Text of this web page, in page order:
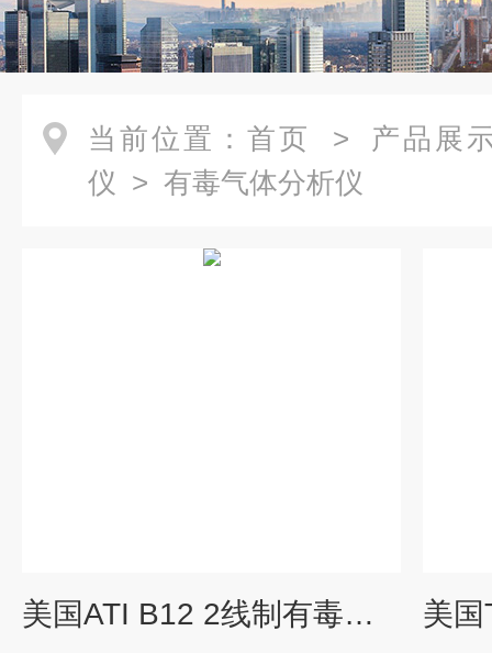
当前位置： 首页 > 产品展
仪 > 有毒气体分析仪
美国ATI B12 2线制有毒气体检测仪